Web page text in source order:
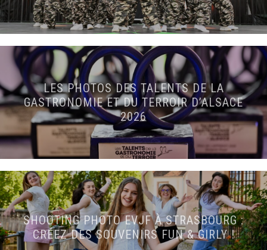
LES PHOTOS DES TALENTS DE LA
GASTRONOMIE ET DU TERROIR D’ALSACE
2026
SHOOTING PHOTO EVJF À STRASBOURG :
CRÉEZ DES SOUVENIRS FUN & GIRLY !